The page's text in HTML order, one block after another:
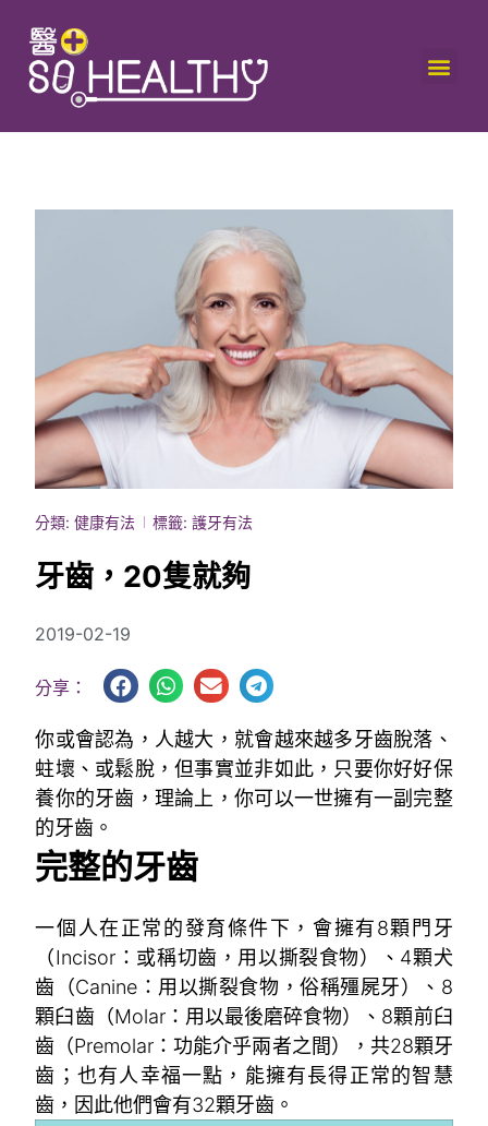
分類: 健康有法 標籤: 護牙有法
牙齒，20隻就夠
2019-02-19
分享：
你或會認為，人越大，就會越來越多牙齒脫落、
蛀壞、或鬆脫，但事實並非如此，只要你好好保
養你的牙齒，理論上，你可以一世擁有一副完整
的牙齒。
完整的牙齒
一個人在正常的發育條件下，會擁有8顆門牙
（Incisor：或稱切齒，用以撕裂食物）、4顆犬
齒（Canine：用以撕裂食物，俗稱殭屍牙）、8
顆臼齒（Molar：用以最後磨碎食物）、8顆前臼
齒（Premolar：功能介乎兩者之間），共28顆牙
齒；也有人幸福一點，能擁有長得正常的智慧
齒，因此他們會有32顆牙齒。